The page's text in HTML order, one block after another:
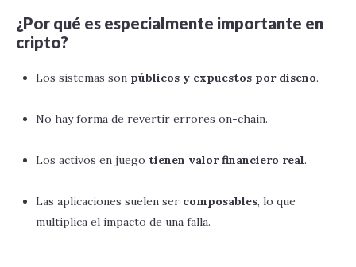
¿Por qué es especialmente importante en
cripto?
Los sistemas son públicos y expuestos por diseño.
No hay forma de revertir errores on-chain.
Los activos en juego tienen valor financiero real.
Las aplicaciones suelen ser composables, lo que
multiplica el impacto de una falla.